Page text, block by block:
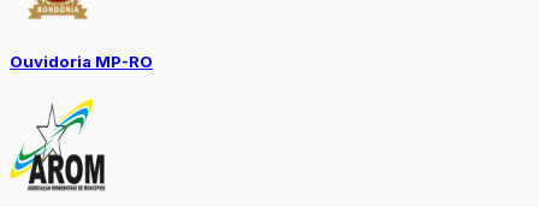
Ouvidoria MP-RO